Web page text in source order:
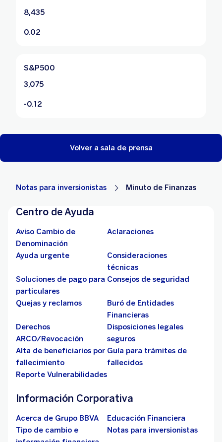
8,435
0.02
S&P500
3,075
-0.12
Volver a sala de prensa
Notas para inversionistas Minuto de Finanzas
Centro de Ayuda
Aviso Cambio de
Denominación
Aclaraciones
Ayuda urgente
Consideraciones
técnicas
Soluciones de pago para
particulares
Consejos de seguridad
Quejas y reclamos
Buró de Entidades
Financieras
Derechos
ARCO/Revocación
Disposiciones legales
seguros
Alta de beneficiarios por
fallecimiento
Guía para trámites de
fallecidos
Reporte Vulnerabilidades
Información Corporativa
Acerca de Grupo BBVA
Educación Financiera
Tipo de cambio e
Notas para inversionistas